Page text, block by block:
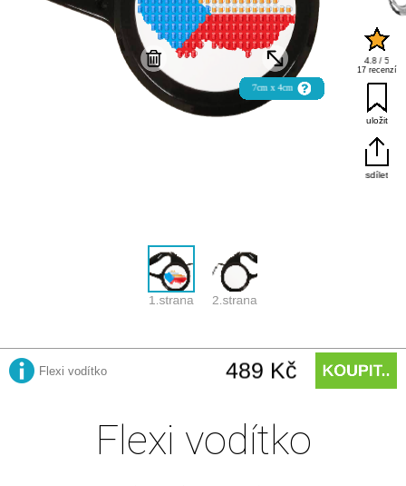
Flexi vodítko